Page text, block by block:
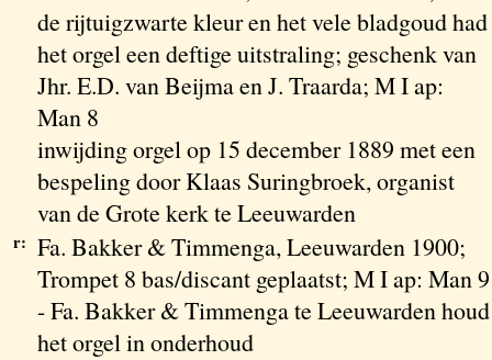
de rijtuigzwarte kleur en het vele bladgoud had
het orgel een deftige uitstraling; geschenk van
Jhr. E.D. van Beijma en J. Traarda; M I ap:
Man 8
inwijding orgel op 15 december 1889 met een
bespeling door Klaas Suringbroek, organist
van de Grote kerk te Leeuwarden
r: Fa. Bakker & Timmenga, Leeuwarden 1900;
Trompet 8 bas/discant geplaatst; M I ap: Man 9
- Fa. Bakker & Timmenga te Leeuwarden houd
het orgel in onderhoud